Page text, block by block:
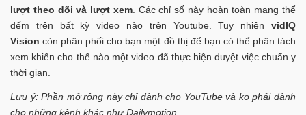
lượt theo dõi và lượt xem. Các chỉ số này hoàn toàn mang thể
đếm trên bất kỳ video nào trên Youtube. Tuy nhiên vidIQ
Vision còn phân phối cho bạn một đồ thị để bạn có thể phân tách
xem khiến cho thế nào một video đã thực hiện duyệt việc chuẩn y
thời gian.
Lưu ý:Phần mở rộng này chỉ dành cho YouTube và ko phải dành
cho những kênh khác như Dailymotion.